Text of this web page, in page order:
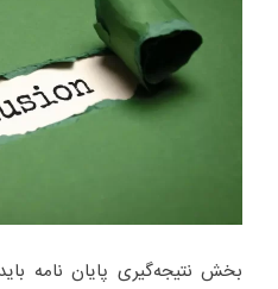
بخش نتیجه‌گیری پایان نامه